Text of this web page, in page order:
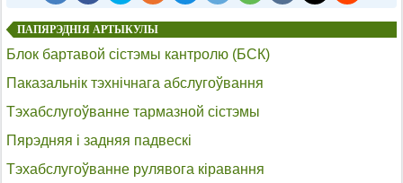
ПАПЯРЭДНІЯ АРТЫКУЛЫ
Блок бартавой сістэмы кантролю (БСК)
Паказальнік тэхнічнага абслугоўвання
Тэхабслугоўванне тармазной сістэмы
Пярэдняя і задняя падвескі
Тэхабслугоўванне рулявога кіравання